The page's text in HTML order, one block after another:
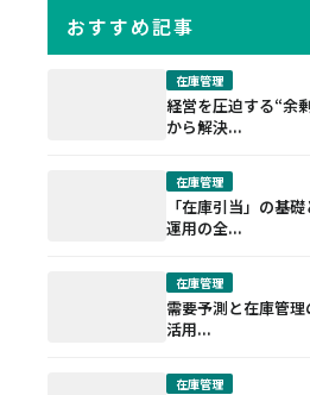
おすすめ記事
在庫管理
経営を圧迫する“余
から解決...
在庫管理
「在庫引当」の基
運用の全...
在庫管理
需要予測と在庫管
活用...
在庫管理